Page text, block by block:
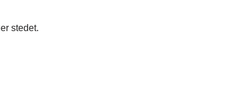
stedet.